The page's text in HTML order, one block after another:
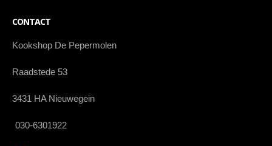
CONTACT
Kookshop De Pepermolen
Raadstede 53
3431 HA Nieuwegein
030-6301922